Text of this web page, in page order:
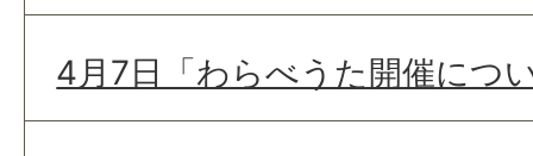
4月7日「わらべうた開催につ